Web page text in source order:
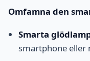
Omfamna den
Smarta
smartphone